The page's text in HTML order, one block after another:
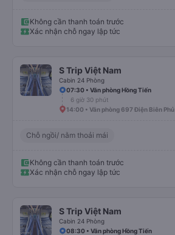
Không cần thanh toán trước
Xác nhận chỗ ngay lập tức
S Trip Việt Nam
Cabin 24 Phòng
07:30 • Văn phòng Hồng Tiến
6 giờ 30 phút
14:00 • Văn phòng 697 Điện Biên Phủ
Chỗ ngồi/ nằm thoải mái
Không cần thanh toán trước
Xác nhận chỗ ngay lập tức
S Trip Việt Nam
Cabin 24 Phòng
08:30 • Văn phòng Hồng Tiến